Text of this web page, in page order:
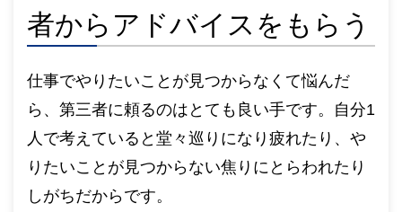
者からアドバイスをもらう
仕事でやりたいことが見つからなくて悩んだ
ら、第三者に頼るのはとても良い手です。自分1
人で考えていると堂々巡りになり疲れたり、や
りたいことが見つからない焦りにとらわれたり
しがちだからです。